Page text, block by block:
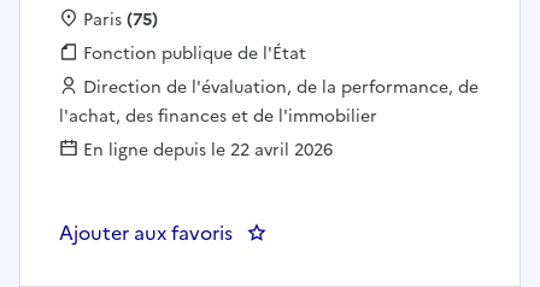
Localisation :
Paris(75)
Fonction publique :
Fonction publique de l'État
Employeur :
Direction de l'évaluation, de la performance, de
l'achat, des finances et de l'immobilier
En ligne depuis le 22 avril 2026
Ajouter aux favoris